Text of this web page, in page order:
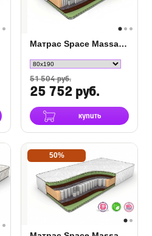
Матрас Space Massage S-2000
51 504 руб.
25 752 руб.
купить
50%